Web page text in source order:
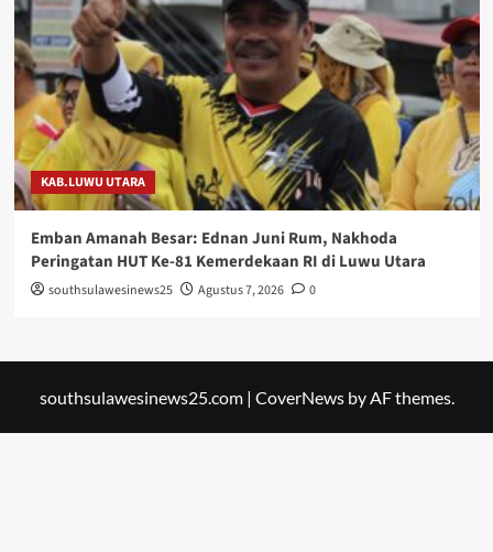
KAB.LUWU UTARA
Emban Amanah Besar: Ednan Juni Rum, Nakhoda
Peringatan HUT Ke-81 Kemerdekaan RI di Luwu Utara
southsulawesinews25 Agustus 7, 2026 0
southsulawesinews25.com | CoverNewsby AF themes.